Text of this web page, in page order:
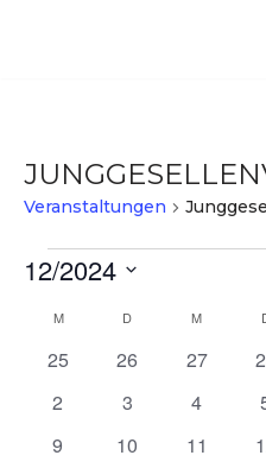
Veranstaltungen
12/2024
wählen.
KALENDER
VON
M D M
0
25
0
26
0
27
0
0
2
0
3
0
4
0
9
0
10
0
11
0